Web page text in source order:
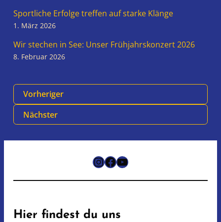
Sportliche Erfolge treffen auf starke Klänge
1. März 2026
Wir stechen in See: Unser Frühjahrskonzert 2026
8. Februar 2026
Vorheriger
Nächster
Instagram
Facebook
YouTube
Hier findest du uns